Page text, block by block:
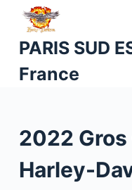
u
c
o
PARIS SUD
France
2022 Gros
Harley-